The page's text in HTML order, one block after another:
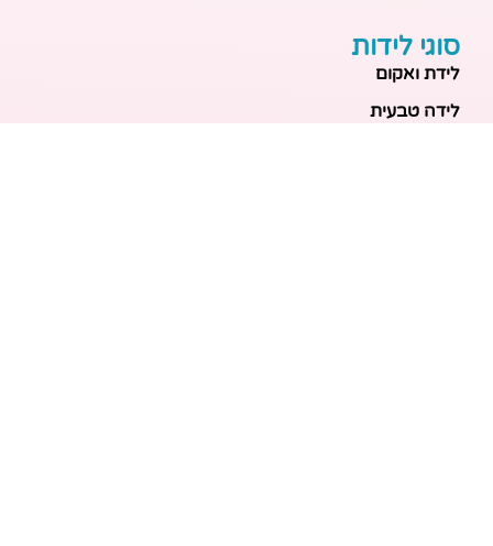
סוגי לידות
לידת ואקום
לידה טבעית